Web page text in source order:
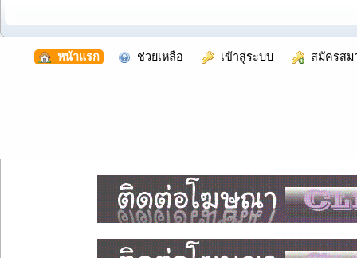
หน้าแรก ช่วยเหลือ เข้าสู่ระบบ สมัครสม